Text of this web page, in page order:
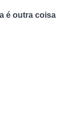
é outra coisa